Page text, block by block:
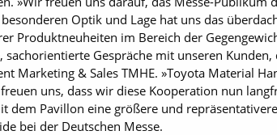
Optik und Lage hat uns das
Produktneuheiten im Bereich der
Gespräche mit unseren
Marketing & Sales TMHE. »Toyota Material
uns, dass wir diese Kooperation nun
dem Pavillon eine größere und
bei der Deutschen Messe.